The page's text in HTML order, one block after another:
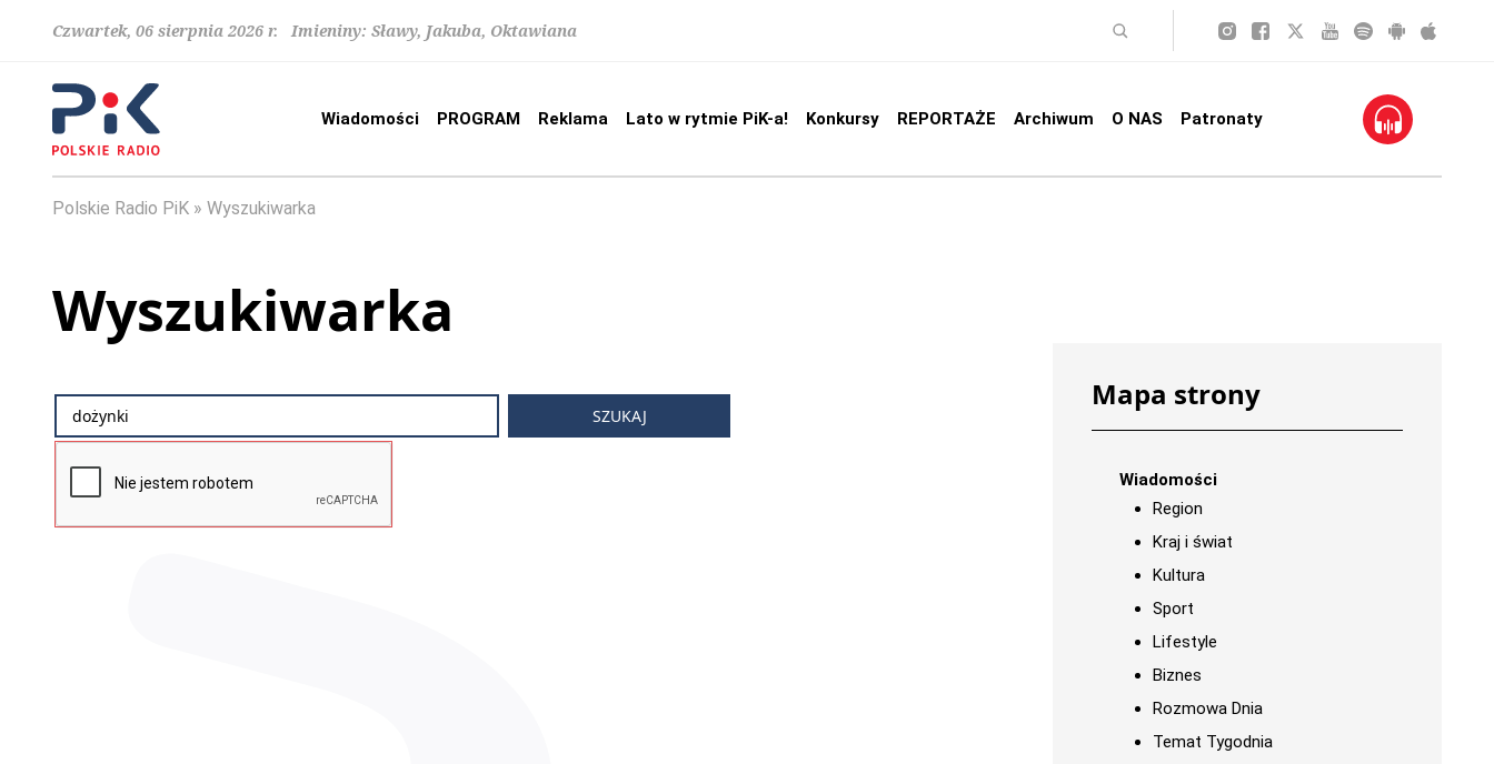
Czwartek, 06 sierpnia 2026 r. Imieniny: Sławy, Jakuba, Oktawiana
Wiadomości PROGRAM Reklama Lato w rytmie PiK-a! Konkursy REPORTAŻE Archiwum O NAS Patronaty
Polskie Radio PiK Wyszukiwarka
Wyszukiwarka
Mapa strony
Wiadomości
Region
Kraj i świat
Kultura
Sport
Lifestyle
Biznes
Rozmowa Dnia
Temat Tygodnia